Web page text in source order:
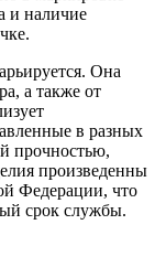
и наличие
Она
а также от
в разных
прочностью,
произведенны
Федерации, что
срок службы.